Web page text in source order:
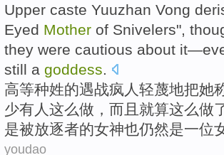
Upper caste Yuuzhan Vong
Eyed Mother of Snivelers",
they were cautious about
still a goddess.
高等种姓的遇战疯人 轻蔑地把她
少有人 这么做， 而且 就算这么做
是被放逐者的女神也仍然是一位
youdao